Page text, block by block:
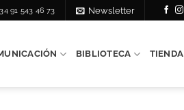
91 543 46 73 Newsletter
BIBLIOTECA TIENDA